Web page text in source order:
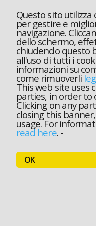
Questo sito
per gestire e
navigazione.
dello schermo,
chiudendo questo
all'uso di tutti i
informazioni su
come rimuoverli
This web site uses
parties, in order to
Clicking on any
closing this
usage. For
read here.-
OK